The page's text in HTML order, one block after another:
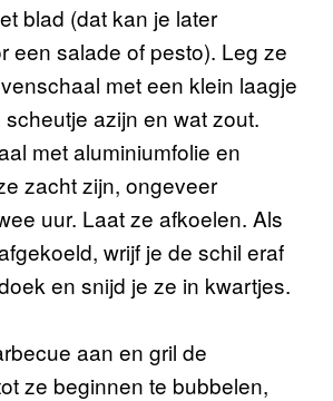
blad (dat kan je later
een salade of pesto). Leg ze
met een klein laagje
azijn en wat zout.
met aluminiumfolie en
zacht zijn, ongeveer
uur. Laat ze afkoelen. Als
wrijf je de schil eraf
en snijd je ze in kwartjes.
aan en gril de
ze beginnen te bubbelen,